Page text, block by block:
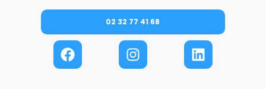
02 32 77 41 68